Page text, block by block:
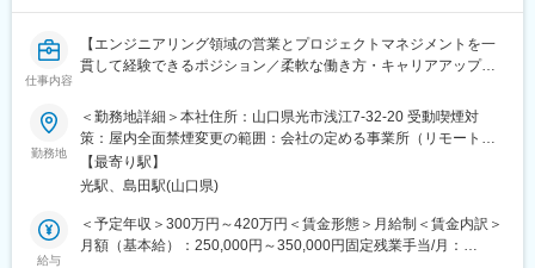
向や組織体制に応じて、専門技術力に特化したスペシャリスト
か、マネーキャーとして組織開発をするキャリアが選択できま
す。
※ご経験に応じてお任せしていく案件の規模やステップアップスピ
■入社後のフォロー：
まずは先輩社員のOJTのもと下流～中流の各業務を経験いただ
き、業務を理解いただきます。当社の仕事環境や進め方を理解い
す。必要に応じて社外研修の受講も支援します。仕事の状況や自
身の志向について、定期的に1on1ミーティングで伺います。
仕事内容
【エンジニアリング領域の営業とプロジェクトマネジメントを一
貫して経験できるポジション／柔軟な働き方・キャリアアップも
■業務概要
当社ではエンジニア案件に特化した営業活動を担当いただきま
す。新規顧客の開拓から既存クライアントとのリレーション強
化、さらにプロジェクト受注後の進行管理まで、ビジネスの上流
から下流まで幅広く携わることができます。営業業務に加え、プ
ロジェクトマネジメントやクライアント折衝も担うため、多様な
経験を積みながら成長できる環境です。
勤務地
＜勤務地詳細＞本社住所：山口県光市浅江7-32-20 受動喫煙対
策：屋内全面禁煙変更の範囲：会社の定める事業所（リモートワ
ーク含む）
【最寄り駅】
光駅、島田駅(山口県)
給与
＜予定年収＞300万円～420万円＜賃金形態＞月給制＜賃金内訳＞
月額（基本給）：250,000円～350,000円固定残業手当/月：